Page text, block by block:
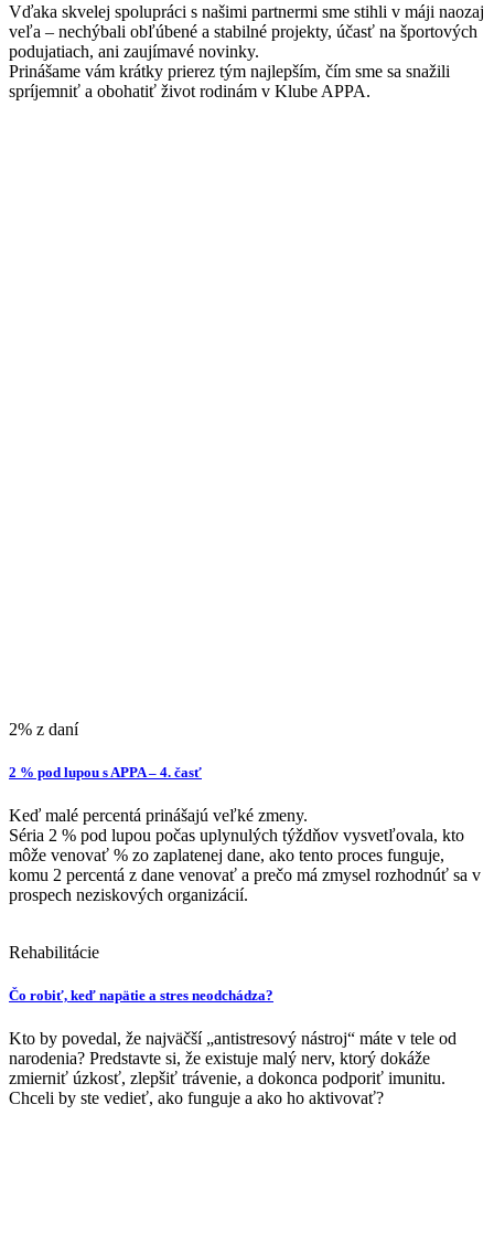
Vďaka skvelej spolupráci s našimi partnermi sme stihli v máji naozaj
veľa – nechýbali obľúbené a stabilné projekty, účasť na športových
podujatiach, ani zaujímavé novinky.
Prinášame vám krátky prierez tým najlepším, čím sme sa snažili
spríjemniť a obohatiť život rodinám v Klube APPA.
2% z daní
2 % pod lupou s APPA – 4. časť
Keď malé percentá prinášajú veľké zmeny.
Séria 2 % pod lupou počas uplynulých týždňov vysvetľovala, kto
môže venovať % zo zaplatenej dane, ako tento proces funguje,
komu 2 percentá z dane venovať a prečo má zmysel rozhodnúť sa v
prospech neziskových organizácií.
Rehabilitácie
Čo robiť, keď napätie a stres neodchádza?
Kto by povedal, že najväčší „antistresový nástroj“ máte v tele od
narodenia? Predstavte si, že existuje malý nerv, ktorý dokáže
zmierniť úzkosť, zlepšiť trávenie, a dokonca podporiť imunitu.
Chceli by ste vedieť, ako funguje a ako ho aktivovať?